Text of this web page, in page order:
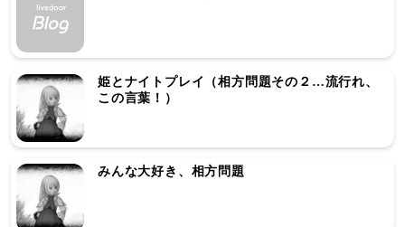
姫とナイトプレイ（相方問題その２…流行れ、
この言葉！）
みんな大好き、相方問題